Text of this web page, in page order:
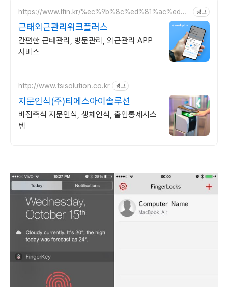
https://www.lfin.kr/%ec%9b%8c%ed%81%ac%ed%9
광고
근태외근관리워크플러스
간편한 근태관리, 방문관리, 외근관리 APP
서비스
http://www.tsisolution.co.kr 광고
지문인식(주)티에스아이솔루션
비접촉식 지문인식, 생체인식, 출입통제시스
템